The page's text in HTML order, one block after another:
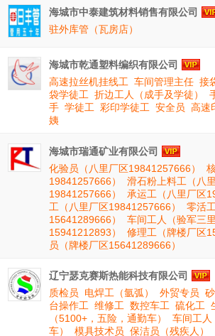
海城市中泰建筑材料销售有限公司
驻外库管（瓦房店）
海城市乾通塑料编织有限公司
高速拉丝机挂线工 车间管理主任 接
袋学徒工 折边工人（成手及学徒）
手 学徒工 彩印学徒工 安全员 高速
姨
海城市瑞通矿业有限公司
化验员（八里厂区19841257666）
19841257666）
滑石粉上料工（八
19841257666）
承运工（八里厂区
工（八里厂区19841257666）
零活
15641289666）
车间工人（验军三
15941212893）
修理工（牌楼厂区
员（牌楼厂区15641289666）
辽宁瑟克赛斯热能科技有限公司
质检员
电焊工（氩弧） 外贸专员
台操作工 维修工 数控车工 硫化工
（5100+，五险，通勤车）
车间工人
车）
模具技术员 保洁员（残疾人）